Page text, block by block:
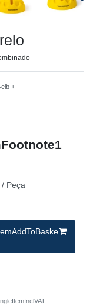
+
Peça